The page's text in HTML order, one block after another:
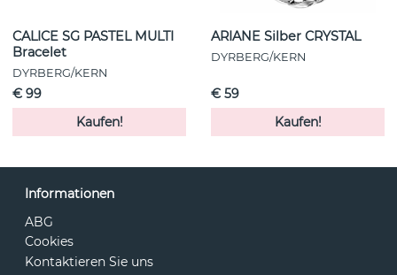
CALICE SG PASTEL MULTI
Bracelet
DYRBERG/KERN
€ 99
Kaufen!
ARIANE Silber CRYSTAL
DYRBERG/KERN
€ 59
Kaufen!
Informationen
ABG
Cookies
Kontaktieren Sie uns